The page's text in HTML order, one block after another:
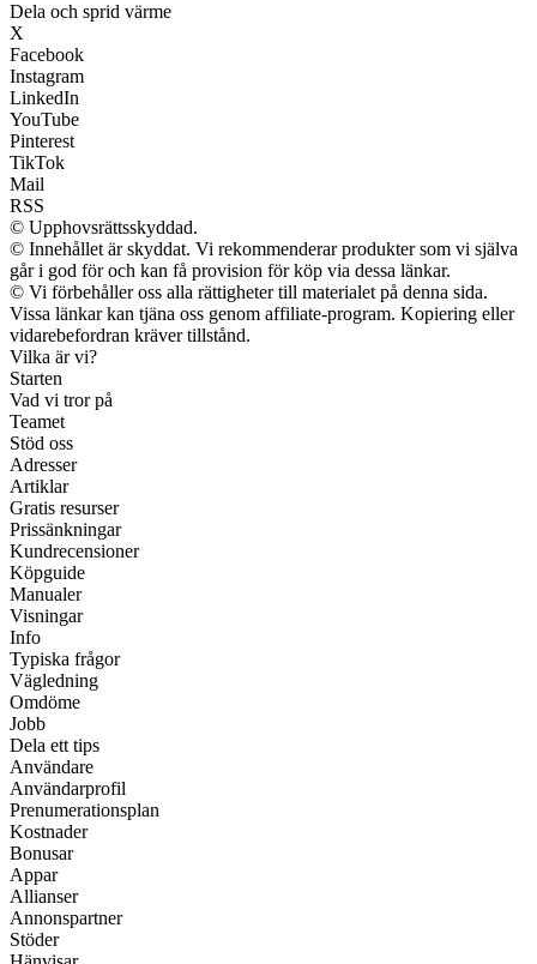
Dela och sprid värme
X
Facebook
Instagram
LinkedIn
YouTube
Pinterest
TikTok
Mail
RSS
© Upphovsrättsskyddad.
© Innehållet är skyddat. Vi rekommenderar produkter som vi själva
går i god för och kan få provision för köp via dessa länkar.
© Vi förbehåller oss alla rättigheter till materialet på denna sida.
Vissa länkar kan tjäna oss genom affiliate-program. Kopiering eller
vidarebefordran kräver tillstånd.
Vilka är vi?
Starten
Vad vi tror på
Teamet
Stöd oss
Adresser
Artiklar
Gratis resurser
Prissänkningar
Kundrecensioner
Köpguide
Manualer
Visningar
Info
Typiska frågor
Vägledning
Omdöme
Jobb
Dela ett tips
Användare
Användarprofil
Prenumerationsplan
Kostnader
Bonusar
Appar
Allianser
Annonspartner
Stöder